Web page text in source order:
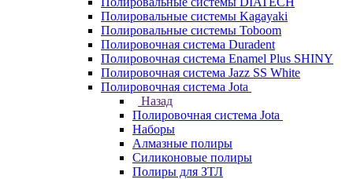
Полировальные системы Kagayaki
Полировальные системы Toboom
Полировочная система Duradent
Полировочная система Enamel Plus SHINY
Полировочная система Jazz SS White
Полировочная система Jota
Назад
Полировочная система Jota
Наборы
Алмазные полиры
Силиконовые полиры
Полиры для ЗТЛ